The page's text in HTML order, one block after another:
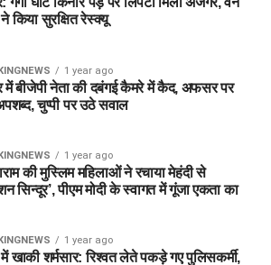
ने किया सुरक्षित रेस्क्यू
1 year ago
में बीजेपी नेता की दबंगई कैमरे में कैद, अफसर पर
चुप्पी पर उठे सवाल
1 year ago
की मुस्लिम महिलाओं ने रचाया मेहंदी से
सिन्दूर’, पीएम मोदी के स्वागत में गूंजा एकता का
1 year ago
में खाकी शर्मसार: रिश्वत लेते पकड़े गए पुलिसकर्मी,